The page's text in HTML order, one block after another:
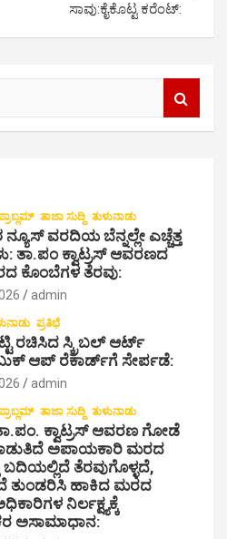
ಸಾವು:ಕೈಕೊಟ್ಟ ಕರೆಂಟ್:
ತಾಜಾ ಸುದ್ದಿ ತುಳುನಾಡು
ನ್ಯೂಸ್ ವರದಿಯ ಬೆನ್ನಲ್ಲೇ ಎಚ್ಚೆತ್ತ
ತಾ.ಪಂ ಕ್ವಾಟ್ರಸ್ ಆವರಣದ
ಕೊಂಬೆಗಳ ತೆರವು:
admin
ಪ್ರತಿಭೆ
ರಚಿಸಿದ ಸ್ಕ್ರಿಬಲ್ ಆರ್ಟ್
ಆಪ್ ರೆಕಾರ್ಡ್‌ಗೆ ಸೇರ್ಪಡೆ:
admin
ತಾಜಾ ಸುದ್ದಿ ತುಳುನಾಡು
ಕ್ವಾಟ್ರಸ್ ಆವರಣ ಗೋಡೆ
ಅಪಾಯಕಾರಿ ಮರದ
ಬದಿಯಲ್ಲಿದೆ ತೆರವುಗೊಳ್ಳದೆ,
ತುಂಡರಿಸಿ ಹಾಕಿದ ಮರದ
ನಿರ್ಲಕ್ಷ್ಯಕ್ಕೆ
ಅಸಾಮಾಧಾನ: